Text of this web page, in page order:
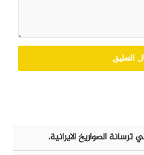
الصواريخ الايرانية.